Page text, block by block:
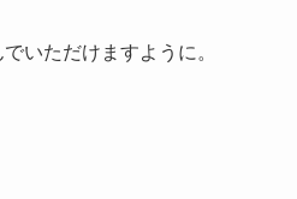
いただけますように。